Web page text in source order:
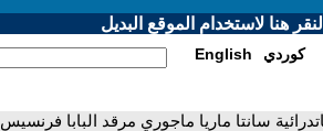
هنا لاستخدام الموقع البديل
English كوردي
سانتا ماريا ماجوري مرقد البابا فرنسيس